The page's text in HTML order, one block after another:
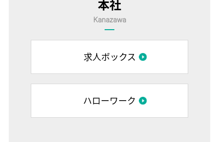
本社
Kanazawa
求人ボックス
ハローワーク